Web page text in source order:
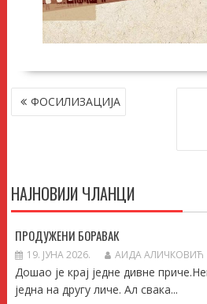
КРЕТАЊЕ
ЧЛАНКА
ФОСИЛИЗАЦИЈА
НАЈНОВИЈИ ЧЛАНЦИ
ПРОДУЖЕНИ БОРАВАК
19. ЈУНА 2026. АИДА АЛИЧКОВИЋ
Дошао је крај једне дивне
једна на другу личе. Ал свака...